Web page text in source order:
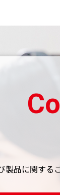
製品に関する